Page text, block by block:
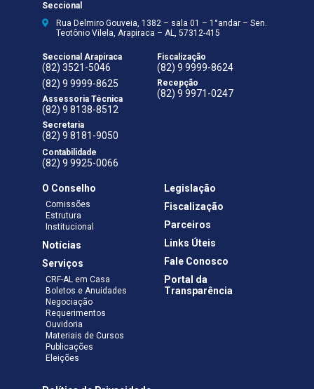
Seccional
Rua Delmiro Gouveia, 1382 – sala 01 – 1°andar – Sen.
Teotônio Vilela, Arapiraca – AL, 57312-415
Seccional Arapiraca
(82) 3521-5046
(82) 9 9999-8625
Assessoria Técnica
(82) 9 8138-8512
Secretaria
(82) 9 8181-9050
Contabilidade
(82) 9 9925-0066
Fiscalização
(82) 9 9999-8624
Recepção
(82) 9 9971-0247
O Conselho
Comissões
Estrutura
Institucional
Notícias
Serviços
CRF-AL em Casa
Boletos e Anuidades
Negociação
Requerimentos
Ouvidoria
Materiais de Cursos
Publicações
Eleições
Legislação
Fiscalização
Parceiros
Links Úteis
Fale Conosco
Portal da
Transparência